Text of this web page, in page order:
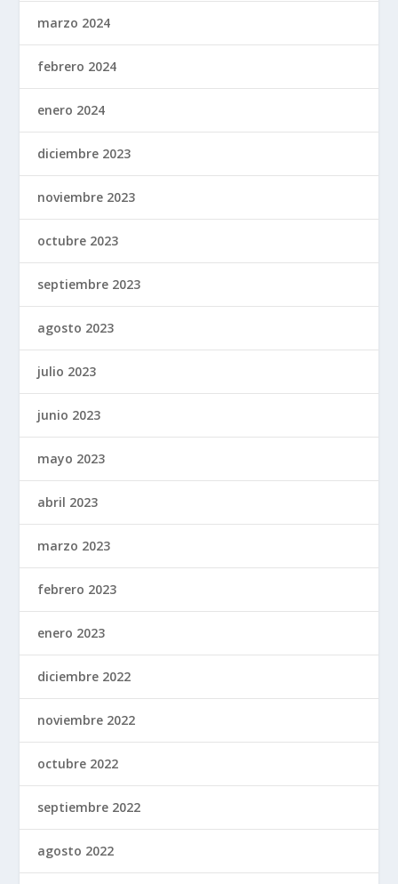
marzo 2024
febrero 2024
enero 2024
diciembre 2023
noviembre 2023
octubre 2023
septiembre 2023
agosto 2023
julio 2023
junio 2023
mayo 2023
abril 2023
marzo 2023
febrero 2023
enero 2023
diciembre 2022
noviembre 2022
octubre 2022
septiembre 2022
agosto 2022